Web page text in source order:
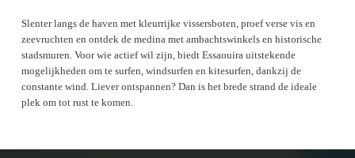
Slenter langs de haven met kleurrijke vissersboten, proef verse vis en
zeevruchten en ontdek de medina met ambachtswinkels en historische
stadsmuren. Voor wie actief wil zijn, biedt Essaouira uitstekende
mogelijkheden om te surfen, windsurfen en kitesurfen, dankzij de
constante wind. Liever ontspannen? Dan is het brede strand de ideale
plek om tot rust te komen.